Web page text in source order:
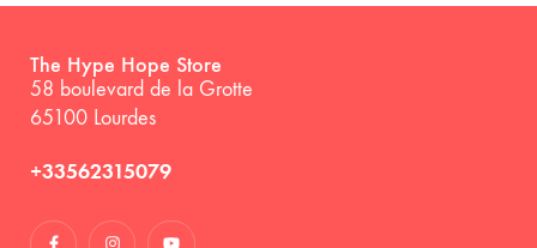
The Hype Hope Store
58 boulevard de la Grotte
65100 Lourdes
+33562315079